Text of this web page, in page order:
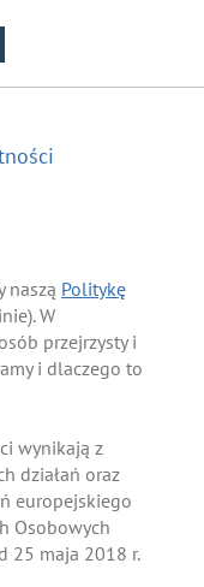
naszą Politykę
W
przejrzysty i
i dlaczego to
wynikają z
działań oraz
europejskiego
Osobowych
25 maja 2018 r.